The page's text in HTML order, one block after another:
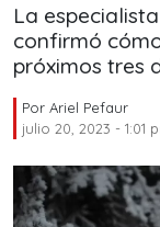
La
confirmó
próximos tres
Por Ariel Pefaur
julio 20, 2023 - 1:01